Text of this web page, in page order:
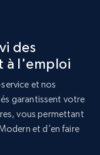
number,
Commencer
des
à l'emploi
et nos
garantissent votre
vous permettant
et d’en faire